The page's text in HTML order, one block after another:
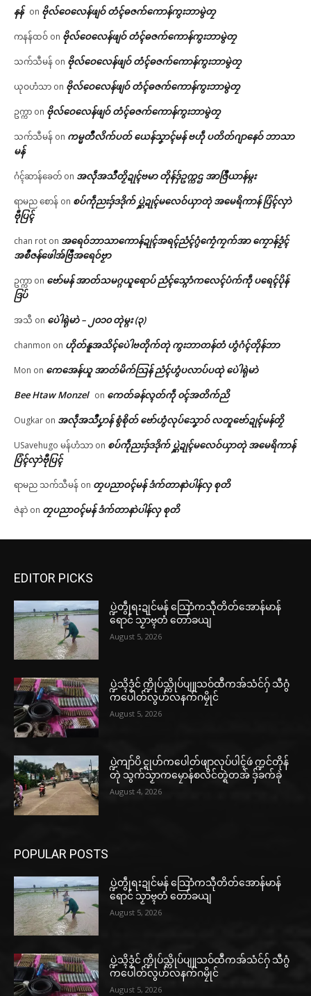
နန် on ဗိုလ်ဝေလေန်ဖျဝ် တံၚ်ဓဇက်ကောန်ကွးဘာမွဲတၠ
ကနန်ထဝ် on ဗိုလ်ဝေလေန်ဖျဝ် တံၚ်ဓဇက်ကောန်ကွးဘာမွဲတၠ
သက်သီမန် on ဗိုလ်ဝေလေန်ဖျဝ် တံၚ်ဓဇက်ကောန်ကွးဘာမွဲတၠ
ယုဝဟံသာ on ဗိုလ်ဝေလေန်ဖျဝ် တံၚ်ဓဇက်ကောန်ကွးဘာမွဲတၠ
ဥက္ကာ on ဗိုလ်ဝေလေန်ဖျဝ် တံၚ်ဓဇက်ကောန်ကွးဘာမွဲတၠ
သက်သီမန် on ကမ္မတဳလိက်ပတ် ယေန်သၞာၚ်မန် ဗဟဵု ပတိတ်ဂျာနေဝ် ဘာသာ
မန်
ဂံၚ်ဆာန်ခေတ် on အလဵုအသဳတၟိဍုၚ်ဗမာ တိုန်ဒှ်ဥက္ကဌ အာဇြဳယာန်မ္ဂး
ရာမည စောန် on စပ်ကဵုညးဒှ်ဒဒိုက် ပ္ဋဲဍုၚ်မလေဝ်ယှာတုဲ အမေရိကာန် ပြံၚ်လှာဲ
ဗီုပြၚ်
chan rot on အရေဝ်ဘာသာကောန်ဍုၚ်အရၚ်ညံၚ်ဂွံကၠေံကၠက်အာ ကၠောန်ဒၟံၚ်
အစဳဇန်ဖေါအ်ဗြဳအရေဝ်ဗၟာ
ဥက္ကာ on ဗော်မန် အာတ်သမဂ္ဂယူရောပ် ညံၚ်သ္ဂောံကလေၚ်ပံက်ကဵု ပရေၚ်ပိုန်
ဒြပ်
အသီ on ပေဲါရုဲမာဲ – ၂၀၁၀ တုဲမ္ဂး (၃)
chanmon on ဟိုတ်နူအသိၚ်ပေဲါဗတိုက်တုဲ ကွးဘာတန်တံ ဟွံဂံၚ်တိုန်ဘာ
Mon on ကေအေန်ယူ အာတ်မိက်သြန် ညံၚ်ဟွံပလာပ်ပထုဲ ပေဲါရုဲမာဲ
Bee Htaw Monzel on ကေတ်ခန်လ္ၚတ်ကဵု ၀ၚ်အတိက်ညိ
Ougkar on အလဵုအသဳပၞာန် စွံစိုတ် ဗော်ဟွံလုပ်သၞောဝ် လတူဗော်ဍုၚ်မန်တၟိ
USavehugo မန်ဟံသာ on စပ်ကဵုညးဒှ်ဒဒိုက် ပ္ဋဲဍုၚ်မလေဝ်ယှာတုဲ အမေရိကာန်
ပြံၚ်လှာဲဗီုပြၚ်
ရာမည သက်သီမန် on တၠပညာဝၚ်မန် ဒံက်တာနာဲပါန်လှ စုတိ
ဇဲနာဲ on တၠပညာဝၚ်မန် ဒံက်တာနာဲပါန်လှ စုတိ
EDITOR PICKS
ပ္ဍဲတွဵုရးဍုင်မန် သြောံကသီုတိတ်အောန်မာန်
ရောင် သၟာဗ္ၚတံ တော်ခယျ
August 5, 2026
ပ္ဍဲသ္ၚိဒၟံင် က္ဍိုပ်သ္ကိုပ်ပျူသဝ်ထဳကအ်သံင်ဂှ် သီဂွံ
ကပေါတ်လွဟ်လနက်ဂမၠိုင်
August 5, 2026
ပ္ဍဲကျာ်ပိ င္ရုဟ်ကပေါတ်ဖျာလုပ်ပါၚ်ဖဴ က္ဍင်တိုန်
တုဲ သွက်သၟာကမၠောန်စလိင်တ္ရဲတအ် ဒှ်ခက်ခုဲ
August 4, 2026
POPULAR POSTS
ပ္ဍဲတွဵုရးဍုင်မန် သြောံကသီုတိတ်အောန်မာန်
ရောင် သၟာဗ္ၚတံ တော်ခယျ
August 5, 2026
ပ္ဍဲသ္ၚိဒၟံင် က္ဍိုပ်သ္ကိုပ်ပျူသဝ်ထဳကအ်သံင်ဂှ် သီဂွံ
ကပေါတ်လွဟ်လနက်ဂမၠိုင်
August 5, 2026